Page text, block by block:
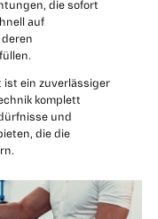
die sofort
auf
ist ein zuverlässiger
komplett
und
die die